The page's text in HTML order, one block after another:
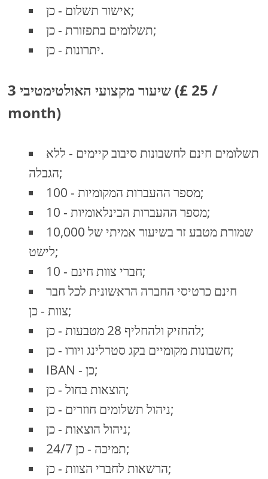
אישור תשלום - כן;
תשלומים בתפזורת - כן;
יתרונות - כן.
3 שיעור מקצועי האולטימטיבי (£ 25 /
month)
תשלומים חינם לחשבונות סיבוב קיימים - ללא
הגבלה;
מספר ההעברות המקומיות - 100;
מספר ההעברות הבינלאומיות - 10;
שמורת מטבע זר בשיעור אמיתי של 10,000
לישט;
חברי צוות חינם - 10;
חינם כרטיסי החברה הראשונית לכל חבר
צוות - כן;
להחזיק ולהחליף 28 מטבעות - כן;
חשבונות מקומיים בקג סטרלינג ויורו - כן;
IBAN - כן;
הוצאות בחול - כן;
ניהול תשלומים חוזרים - כן;
ניהול הוצאות - כן;
24/7 תמיכה - כן;
הרשאות לחברי הצוות - כן;